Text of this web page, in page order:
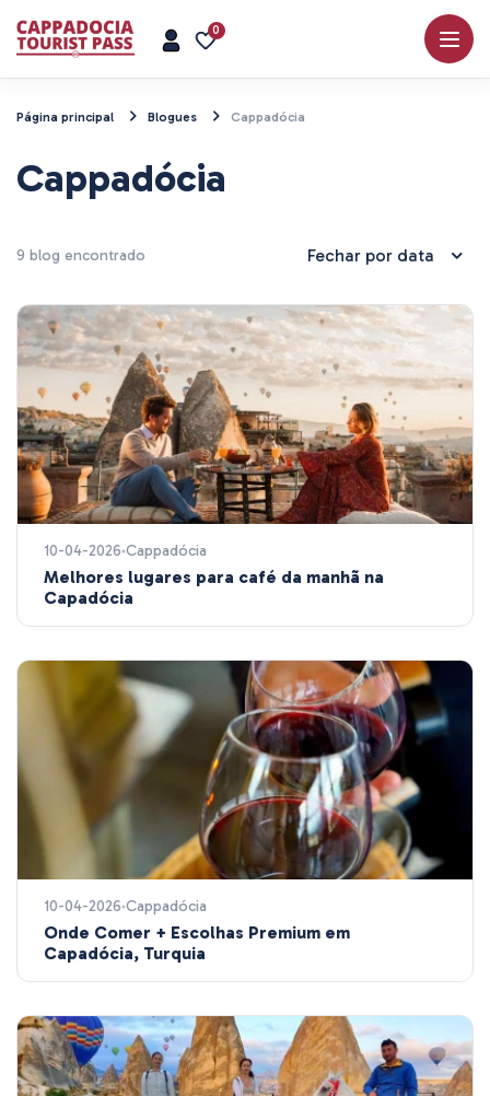
0
Página principal Blogues Cappadócia
Cappadócia
9 blog encontrado
10-04-2026 Cappadócia
Melhores lugares para café da manhã na
Capadócia
10-04-2026 Cappadócia
Onde Comer + Escolhas Premium em
Capadócia, Turquia